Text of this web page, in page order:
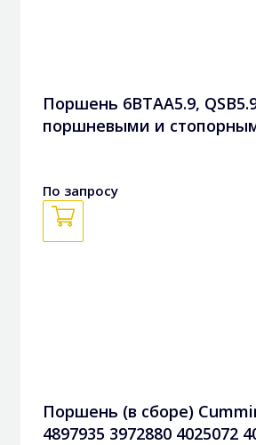
Поршень 6BTAA5.9,
поршневыми и
По запросу
Поршень (в сборе)
4897935 3972880 4025072